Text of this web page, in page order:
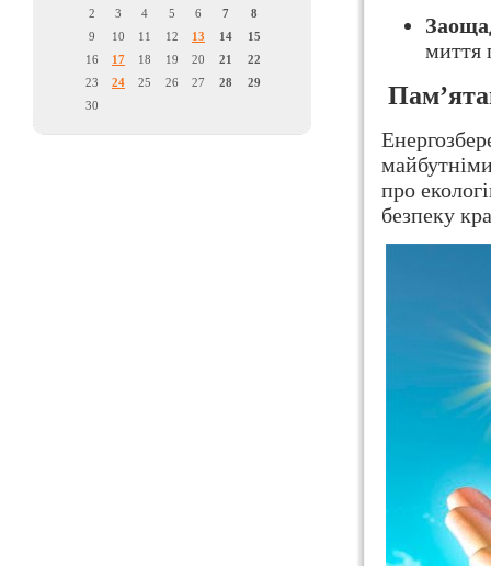
2
3 4 5 6 7
8
9
10 11 12 13 14
15
16
17 18 19 20 21
22
23
24 25 26 27 28
29
30
миття
про
безпеку